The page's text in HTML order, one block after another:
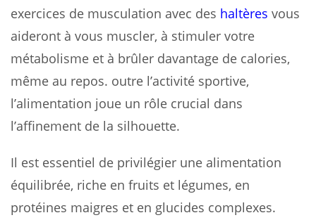
exercices de musculation avec des haltères vous
aideront à vous muscler, à stimuler votre
métabolisme et à brûler davantage de calories,
même au repos. outre l’activité sportive,
l’alimentation joue un rôle crucial dans
l’affinement de la silhouette.
Il est essentiel de privilégier une alimentation
équilibrée, riche en fruits et légumes, en
protéines maigres et en glucides complexes.